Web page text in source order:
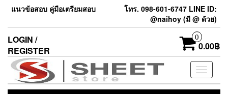
แนวข้อสอบ คู่มือเตรียมสอบ
โทร. 098-601-6747 LINE ID:
@naihoy (มี @ ด้วย)
LOGIN /
REGISTER
0
0.00฿
Toggle